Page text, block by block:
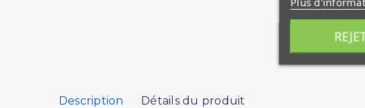
Description Détails du produit